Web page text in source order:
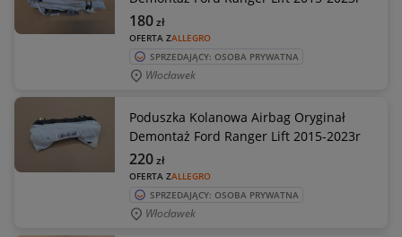
OFERTA ZALLEGRO
180zł
SPRZEDAJĄCY: OSOBA PRYWATNA
Włocławek
Poduszka Kolanowa Airbag Oryginał
Demontaż Ford Ranger Lift 2015-2023r
OFERTA ZALLEGRO
220zł
SPRZEDAJĄCY: OSOBA PRYWATNA
Włocławek